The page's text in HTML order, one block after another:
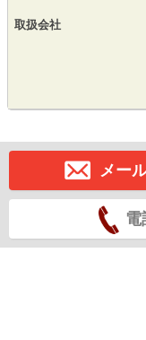
取扱会社
メー